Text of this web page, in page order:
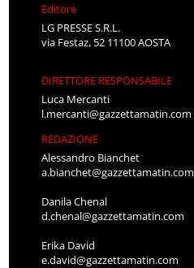
Editore
LG PRESSE S.R.L.
via Festaz, 52 11100 AOSTA
DIRETTORE RESPONSABILE
Luca Mercanti
l.mercanti@gazzettamatin.com
REDAZIONE
Alessandro Bianchet
a.bianchet@gazzettamatin.com
Danila Chenal
d.chenal@gazzettamatin.com
Erika David
e.david@gazzettamatin.com